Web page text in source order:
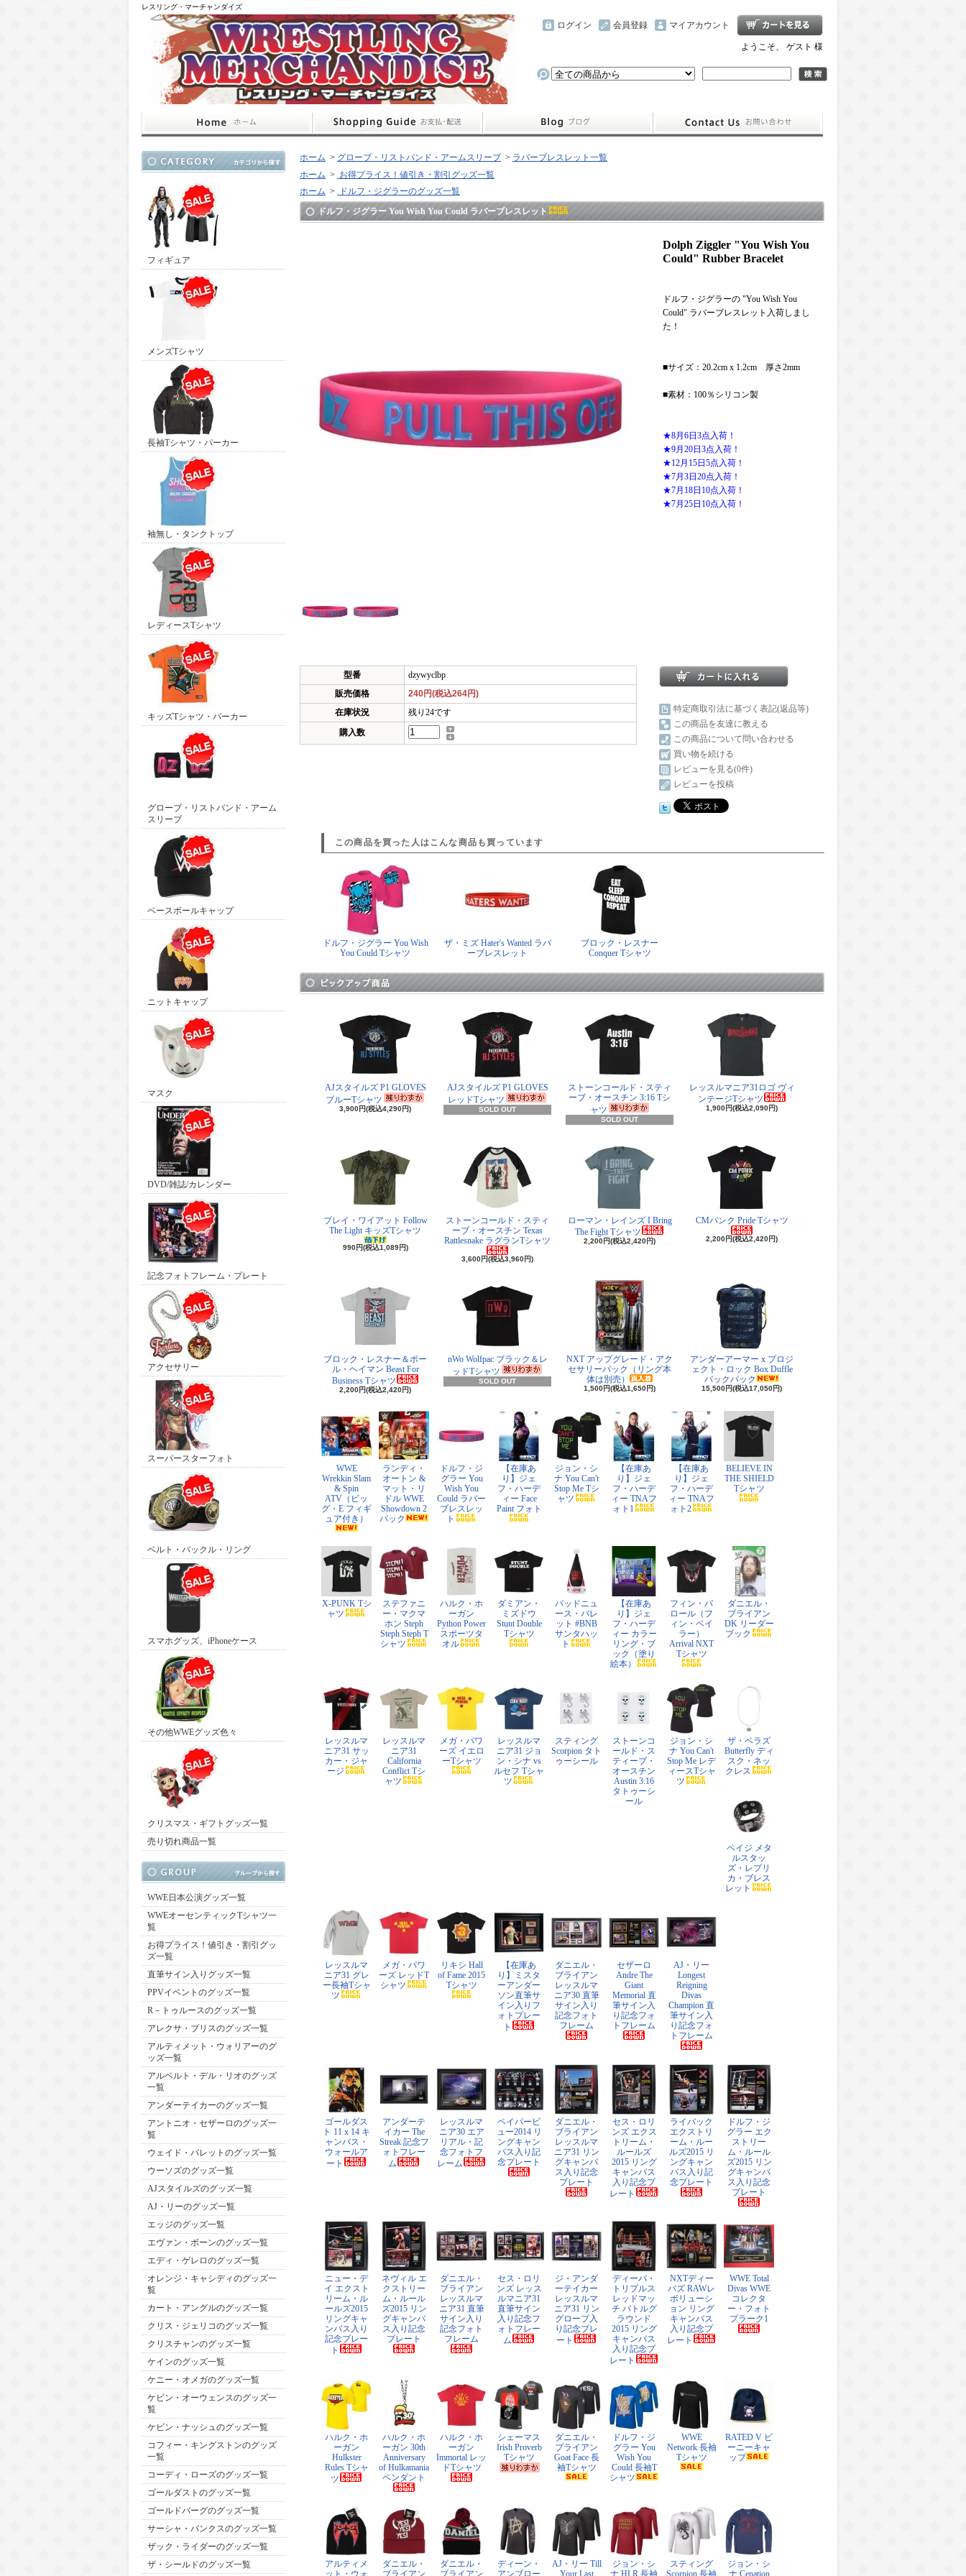
レスリング・マーチャンダイズ
マイアカウント
会員登録
ログイン
ようこそ、 ゲスト 様
フィギュア
メンズTシャツ
長袖Tシャツ・パーカー
袖無し・タンクトップ
レディースTシャツ
キッズTシャツ・パーカー
グローブ・リストバンド・アーム
スリーブ
ベースボールキャップ
ニットキャップ
マスク
DVD/雑誌/カレンダー
記念フォトフレーム・プレート
アクセサリー
スーパースターフォト
ベルト・バックル・リング
スマホグッズ、iPhoneケース
その他WWEグッズ色々
クリスマス・ギフトグッズ一覧
売り切れ商品一覧
WWE日本公演グッズ一覧
WWEオーセンティックTシャツ一
覧
お得プライス！値引き・割引グッ
ズ一覧
直筆サイン入りグッズ一覧
PPVイベントのグッズ一覧
R－トゥルースのグッズ一覧
アレクサ・ブリスのグッズ一覧
アルティメット・ウォリアーのグ
ッズ一覧
アルベルト・デル・リオのグッズ
一覧
アンダーテイカーのグッズ一覧
アントニオ・セザーロのグッズ一
覧
ウェイド・バレットのグッズ一覧
ウーソズのグッズ一覧
AJスタイルズのグッズ一覧
AJ・リーのグッズ一覧
エッジのグッズ一覧
エヴァン・ボーンのグッズ一覧
エディ・ゲレロのグッズ一覧
オレンジ・キャシディのグッズ一
覧
カート・アングルのグッズ一覧
クリス・ジェリコのグッズ一覧
クリスチャンのグッズ一覧
ケインのグッズ一覧
ケニー・オメガのグッズ一覧
ケビン・オーウェンスのグッズ一
覧
ケビン・ナッシュのグッズ一覧
コフィー・キングストンのグッズ
一覧
コーディ・ローズのグッズ一覧
ゴールダストのグッズ一覧
ゴールドバーグのグッズ一覧
サーシャ・バンクスのグッズ一覧
ザック・ライダーのグッズ一覧
ザ・シールドのグッズ一覧
ホーム > グローブ・リストバンド・アームスリーブ > ラバーブレスレット一覧
ホーム > お得プライス！値引き・割引グッズ一覧
ホーム >
ドルフ・ジグラーのグッズ一覧
ドルフ・ジグラー You Wish You Could ラバーブレスレット
Dolph Ziggler "You Wish You
Could" Rubber Bracelet
ドルフ・ジグラーの "You Wish You
Could" ラバーブレスレット入荷しまし
た！
■サイズ：20.2cm x 1.2cm 厚さ2mm
■素材：100％シリコン製
★8月6日3点入荷！
★9月20日3点入荷！
★12月15日5点入荷！
★7月3日20点入荷！
★7月18日10点入荷！
★7月25日10点入荷！
型番
dzywyclbp
販売価格
240円(税込264円)
在庫状況
残り24です
購入数
特定商取引法に基づく表記(返品等)
この商品を友達に教える
この商品について問い合わせる
買い物を続ける
レビューを見る(0件)
レビューを投稿
この商品を買った人はこんな商品も買っています
ドルフ・ジグラー You Wish
You Could Tシャツ
ザ・ミズ Hater's Wanted ラバ
ーブレスレット
ブロック・レスナー
Conquer Tシャツ
AJスタイルズ P1 GLOVES
ブルーTシャツ
3,900円(税込4,290円)
AJスタイルズ P1 GLOVES
レッドTシャツ
SOLD OUT
ストーンコールド・スティ
ーブ・オースチン 3:16 Tシ
ャツ
SOLD OUT
レッスルマニア31ロゴ ヴィ
ンテージTシャツ
1,900円(税込2,090円)
ブレイ・ワイアット Follow
The Light キッズTシャツ
990円(税込1,089円)
ストーンコールド・スティ
ーブ・オースチン Texas
Rattlesnake ラグランTシャツ
3,600円(税込3,960円)
ローマン・レインズ I Bring
The Fight Tシャツ
2,200円(税込2,420円)
CMパンク Pride Tシャツ
2,200円(税込2,420円)
ブロック・レスナー＆ポー
ル・ヘイマン Beast For
Business Tシャツ
2,200円(税込2,420円)
nWo Wolfpac ブラック＆レ
ッドTシャツ
SOLD OUT
NXT アップグレード・アク
セサリーパック（リング本
体は別売）
1,500円(税込1,650円)
アンダーアーマー x プロジ
ェクト・ロック Box Duffle
バックパック
15,500円(税込17,050円)
WWE
Wrekkin Slam
& Spin
ATV（ビッ
グ・E フィギ
ュア付き）
ランディ・
オートン &
マット・リ
ドル WWE
Showdown 2
パック
ドルフ・ジ
グラー You
Wish You
Could ラバー
ブレスレッ
ト
【在庫あ
り】ジェ
フ・ハーデ
ィー Face
Paint フォト
ジョン・シ
ナ You Can't
Stop Me Tシ
ャツ
【在庫あ
り】ジェ
フ・ハーデ
ィー TNAフ
ォト1
【在庫あ
り】ジェ
フ・ハーデ
ィー TNAフ
ォト2
BELIEVE IN
THE SHIELD
Tシャツ
X-PUNK Tシ
ャツ
ステファニ
ー・マクマ
ホン Steph
Steph Steph T
シャツ
ハルク・ホ
ーガン
Python Power
スポーツタ
オル
ダミアン・
ミズドウ
Stunt Double
Tシャツ
バッドニュ
ース・バレ
ット #BNB
サンタハッ
ト
【在庫あ
り】ジェ
フ・ハーデ
ィー カラー
リング・ブ
ック（塗り
絵本）
フィン・バ
ロール（フ
ィン・ベイ
ラー）
Arrival NXT
Tシャツ
ダニエル・
ブライアン
DK リーダー
ブック
レッスルマ
ニア31 サッ
カー・ジャ
ージ
レッスルマ
ニア31
California
Conflict Tシ
ャツ
メガ・パワ
ーズ イエロ
ーTシャツ
レッスルマ
ニア31 ジョ
ン・シナ vs
ルセフ Tシャ
ツ
スティング
Scorpion タト
ゥーシール
ストーンコ
ールド・ス
ティーブ・
オースチン
Austin 3:16
タトゥーシ
ール
ジョン・シ
ナ You Can't
Stop Me レデ
ィースTシャ
ツ
ザ・ベラズ
Butterfly ディ
スク・ネッ
クレス
ペイジ メタ
ルスタッ
ズ・レプリ
カ・ブレス
レット
レッスルマ
ニア31 グレ
ー長袖Tシャ
ツ
メガ・パワ
ーズ レッドT
シャツ
リキシ Hall
of Fame 2015
Tシャツ
【在庫あ
り】ミスタ
ーアンダー
ソン直筆サ
イン入りフ
ォトプレー
ト
ダニエル・
ブライアン
レッスルマ
ニア30 直筆
サイン入り
記念フォト
フレーム
セザーロ
Andre The
Giant
Memorial 直
筆サイン入
り記念フォ
トフレーム
AJ・リー
Longest
Reigning
Divas
Champion 直
筆サイン入
り記念フォ
トフレーム
ゴールダス
ト 11 x 14 キ
ャンバス・
ウォールア
ート
アンダーテ
イカー The
Streak 記念フ
ォトフレー
ム
レッスルマ
ニア30 エア
リアル・記
念フォトフ
レーム
ペイパービ
ュー2014 リ
ングキャン
バス入り記
念プレート
ダニエル・
ブライアン
レッスルマ
ニア31 リン
グキャンバ
ス入り記念
プレート
セス・ロリ
ンズ エクス
トリーム・
ルールズ
2015 リング
キャンバス
入り記念プ
レート
ライバック
エクストリ
ーム・ルー
ルズ2015 リ
ングキャン
バス入り記
念プレート
ドルフ・ジ
グラー エク
ストリー
ム・ルール
ズ2015 リン
グキャンバ
ス入り記念
プレート
ニュー・デ
イ エクスト
リーム・ル
ールズ2015
リングキャ
ンバス入り
記念プレー
ト
ネヴィル エ
クストリー
ム・ルール
ズ2015 リン
グキャンバ
ス入り記念
プレート
ダニエル・
ブライアン
レッスルマ
ニア31 直筆
サイン入り
記念フォト
フレーム
セス・ロリ
ンズ レッス
ルマニア31
直筆サイン
入り記念フ
ォトフレー
ム
ジ・アンダ
ーテイカー
レッスルマ
ニア31 リン
グロープ入
り記念プレ
ート
ディーバ・
トリプルス
レッドマッ
チ バトルグ
ラウンド
2015 リング
キャンバス
入り記念プ
レート
NXTディー
バズ RAWレ
ボリューシ
ョン リング
キャンバス
入り記念プ
レート
WWE Total
Divas WWE
コレクタ
ー・フォト
プラーク1
ハルク・ホ
ーガン
Hulkster
Rules Tシャ
ツ
ハルク・ホ
ーガン 30th
Anniversary
of Hulkamania
ペンダント
ハルク・ホ
ーガン
Immortal レッ
ドTシャツ
シェーマス
Irish Proverb
Tシャツ
ダニエル・
ブライアン
Goat Face 長
袖Tシャツ
ドルフ・ジ
グラー You
Wish You
Could 長袖T
シャツ
WWE
Network 長袖
Tシャツ
RATED V ビ
ーニーキャ
ップ
アルティメ
ット・ウォ
ダニエル・
ブライアン
ダニエル・
ブライアン
ディーン・
アンブロー
AJ・リー Till
Your Last
ジョン・シ
ナ HLR 長袖
スティング
Scorpion 長袖
ジョン・シ
ナ Cenation